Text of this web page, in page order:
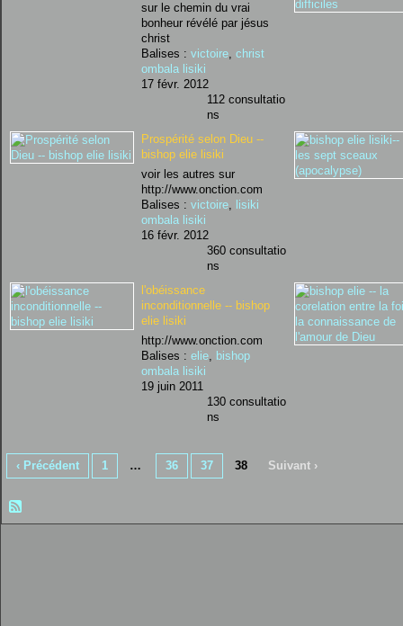
sur le chemin du vrai
bonheur révélé par jésus
christ
Balises : victoire, christ
ombala lisiki
17 févr. 2012
112 consultatio
ns
Prospérité selon Dieu --
bishop elie lisiki
voir les autres sur
http://www.onction.com
Balises : victoire, lisiki
ombala lisiki
16 févr. 2012
360 consultatio
ns
l'obéissance
inconditionnelle -- bishop
elie lisiki
http://www.onction.com
Balises : elie, bishop
ombala lisiki
19 juin 2011
130 consultatio
ns
‹ Précédent 1 … 36 37 38 Suivant ›